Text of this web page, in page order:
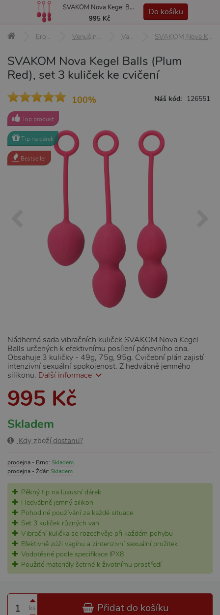
MENU
Erotické pomůcky Venušiny kuličky, činky, Ben-Wa Vaginální činky SVAKOM Nova Kegel Balls (Plum Red), set 3 kuliček ke cvičení
SVAKOM Nova Kegel Balls (Plum
Red), set 3 kuliček ke cvičení
100% Náš kód: 126551
Top produkt
Tip na dárek
Bestseller
Nádherná sada vibračních kuliček SVAKOM Nova Kegel
Balls určených k efektivnímu posílení pánevního dna.
Obsahuje 3 kuličky - 49g, 75g, 95g. Cvičební plán zajistí
intenzivní sexuální spokojenost. Z hedvábně jemného
silikonu. Další informace
995 Kč
Skladem
Kdy zboží dostanu?
prodejna - Brno: Skladem
prodejna - Žďár: Skladem
Pěkný tip na luxusní dárek
Hedvábně jemný silikon
Pohodlné používání za každé situace
Set 3 kuliček různých vah
Vibrační kulička se rozechvěje při každém pohybu
Efektivně zúži vagínu a zintenzivní sexuální prožitek
Vodotěsné podle specifikace IPX8
Použité materiály šetrné k životnímu prostředí
ks Přidat do košíku
SVAKOM Nova Kegel Balls (Plum Red), set 3 kuliček ke cvičení
995 Kč
Do košíku